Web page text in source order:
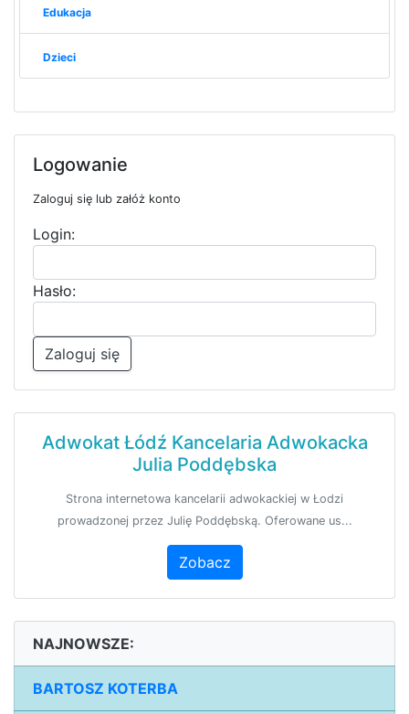
Edukacja
Dzieci
Logowanie
Zaloguj się lub załóż konto
Login:
Hasło:
Zaloguj się
Adwokat Łódź Kancelaria Adwokacka
Julia Poddębska
Strona internetowa kancelarii adwokackiej w Łodzi
prowadzonej przez Julię Poddębską. Oferowane us...
Zobacz
NAJNOWSZE:
BARTOSZ KOTERBA